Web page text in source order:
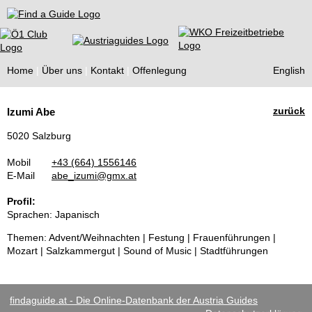
Find a Guide
Home Über uns Kontakt Offenlegung English
Guides
zurück
Izumi Abe
5020 Salzburg
Mobil
+43 (664) 1556146
E-Mail
abe_izumi@gmx.at
Profil:
Sprachen: Japanisch
Themen: Advent/Weihnachten | Festung | Frauenführungen |
Mozart | Salzkammergut | Sound of Music | Stadtführungen
findaguide.at - Die Online-Datenbank der Austria Guides